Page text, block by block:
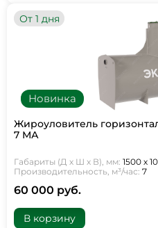
Новинка
От 1 дня
Жироуловитель
7 МА
Габариты (Д х Ш х В), мм: 1500 х
Производительность, м³/час: 7
60 000 руб.
В корзину